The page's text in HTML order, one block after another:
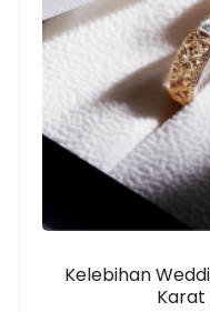
Kelebihan
Karat